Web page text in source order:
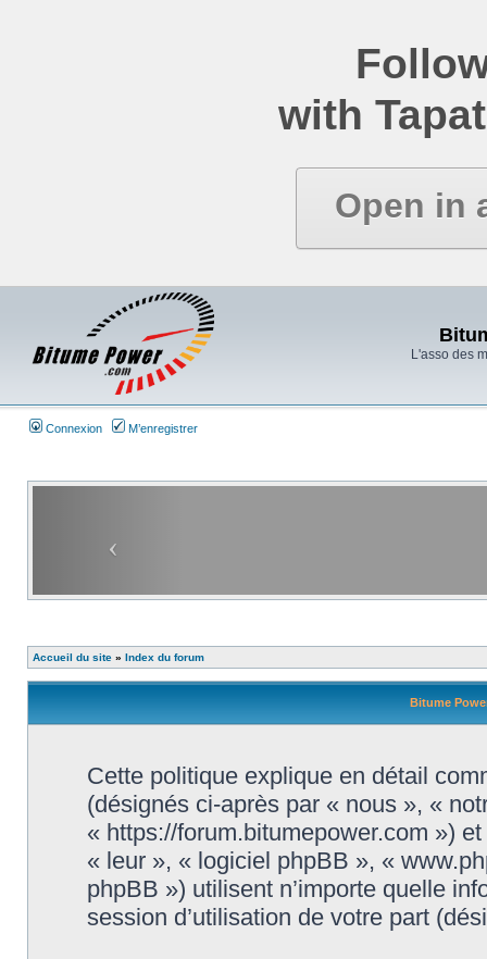
with
Open in
L'asso des
Connexion M’enregistrer
Accueil du site » Index du forum
Bitume
Cette politique explique en détail
(désignés ci-après par « nous », «
« https://forum.bitumepower.com »)
« leur », « logiciel phpBB », «
phpBB ») utilisent n’importe quelle
session d’utilisation de votre part